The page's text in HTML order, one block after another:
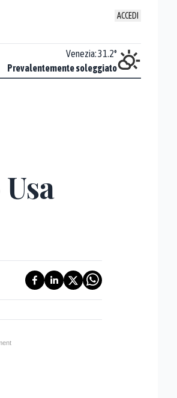
ACCEDI
Venezia:31.2°
Prevalentemente soleggiato